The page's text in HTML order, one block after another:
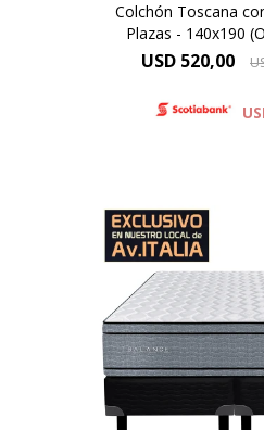
Colchón Toscana
Plazas - 140x190
USD 520,00
Una combinación
firmes y
colchón 29 cm y
del colchón y el
Doble confort
de
sistema de doble